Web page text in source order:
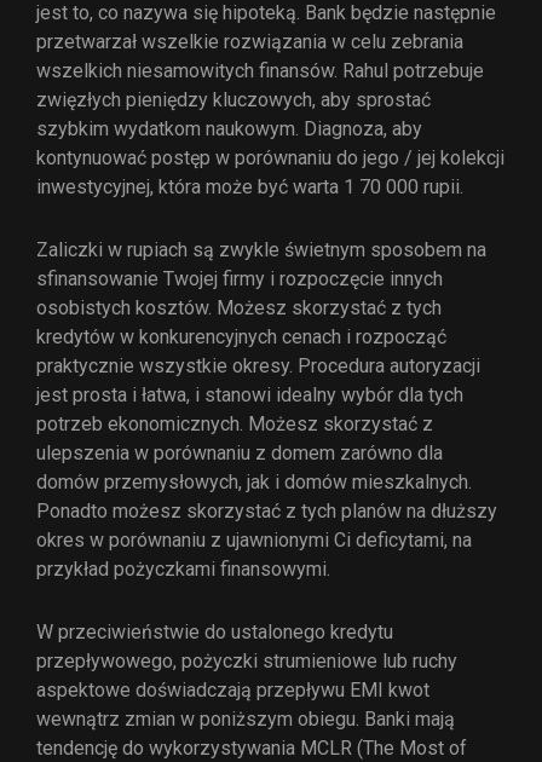
jest to, co nazywa się hipoteką. Bank będzie następnie
przetwarzał wszelkie rozwiązania w celu zebrania
wszelkich niesamowitych finansów. Rahul potrzebuje
zwięzłych pieniędzy kluczowych, aby sprostać
szybkim wydatkom naukowym. Diagnoza, aby
kontynuować postęp w porównaniu do jego / jej kolekcji
inwestycyjnej, która może być warta 1 70 000 rupii.
Zaliczki w rupiach są zwykle świetnym sposobem na
sfinansowanie Twojej firmy i rozpoczęcie innych
osobistych kosztów. Możesz skorzystać z tych
kredytów w konkurencyjnych cenach i rozpocząć
praktycznie wszystkie okresy. Procedura autoryzacji
jest prosta i łatwa, i stanowi idealny wybór dla tych
potrzeb ekonomicznych. Możesz skorzystać z
ulepszenia w porównaniu z domem zarówno dla
domów przemysłowych, jak i domów mieszkalnych.
Ponadto możesz skorzystać z tych planów na dłuższy
okres w porównaniu z ujawnionymi Ci deficytami, na
przykład pożyczkami finansowymi.
W przeciwieństwie do ustalonego kredytu
przepływowego, pożyczki strumieniowe lub ruchy
aspektowe doświadczają przepływu EMI kwot
wewnątrz zmian w poniższym obiegu. Banki mają
tendencję do wykorzystywania MCLR (The Most of